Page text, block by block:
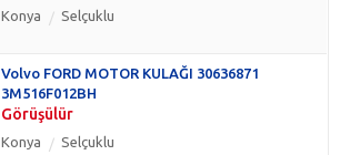
Konya Selçuklu
Volvo FORD MOTOR KULAĞI 30636871
3M516F012BH
Görüşülür
Konya Selçuklu